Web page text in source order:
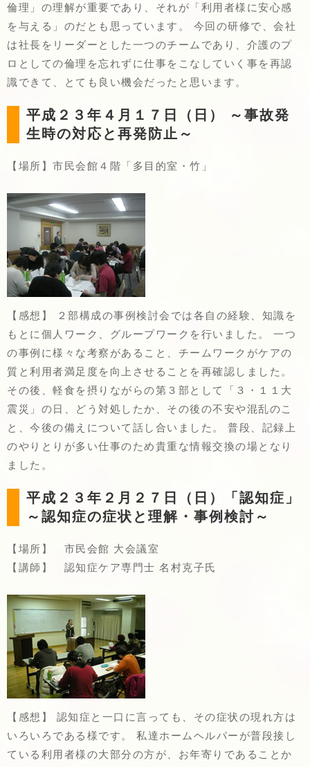
倫理」の理解が重要であり、それが「利用者様に安心感
を与える」のだとも思っています。 今回の研修で、会社
は社長をリーダーとした一つのチームであり、介護のプ
ロとしての倫理を忘れずに仕事をこなしていく事を再認
識できて、とても良い機会だったと思います。
平成２３年４月１７日（日） ～事故発
生時の対応と再発防止～
【場所】市民会館４階「多目的室・竹」
【感想】 ２部構成の事例検討会では各自の経験、知識を
もとに個人ワーク、グループワークを行いました。 一つ
の事例に様々な考察があること、チームワークがケアの
質と利用者満足度を向上させることを再確認しました。
その後、軽食を摂りながらの第３部として「３・１１大
震災」の日、どう対処したか、その後の不安や混乱のこ
と、今後の備えについて話し合いました。 普段、記録上
のやりとりが多い仕事のため貴重な情報交換の場となり
ました。
平成２３年２月２７日（日）「認知症」
～認知症の症状と理解・事例検討～
【場所】 市民会館 大会議室
【講師】 認知症ケア専門士 名村克子氏
【感想】 認知症と一口に言っても、その症状の現れ方は
いろいろである様です。 私達ホームヘルパーが普段接し
ている利用者様の大部分の方が、お年寄りであることか